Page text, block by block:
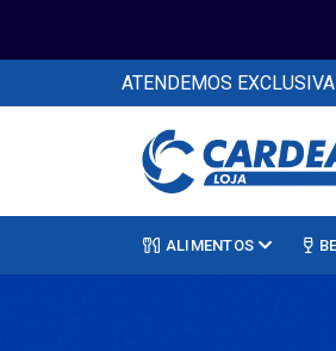
ATENDEMOS
ALIMENTOS